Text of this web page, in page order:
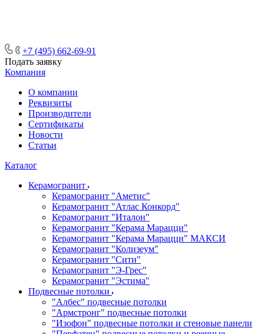
+7 (495) 662-69-91
Подать заявку
Компания
О компании
Реквизиты
Производители
Сертификаты
Новости
Статьи
Каталог
Керамогранит
Керамогранит "Аметис"
Керамогранит "Атлас Конкорд"
Керамогранит "Италон"
Керамогранит "Керама Марацци"
Керамогранит "Керама Марацци" МАКСИ
Керамогранит "Колизеум"
Керамогранит "Сити"
Керамогранит "Э-Грес"
Керамогранит "Эстима"
Подвесные потолки
"Албес" подвесные потолки
"Армстронг" подвесные потолки
"Изофон" подвесные потолки и стеновые панели